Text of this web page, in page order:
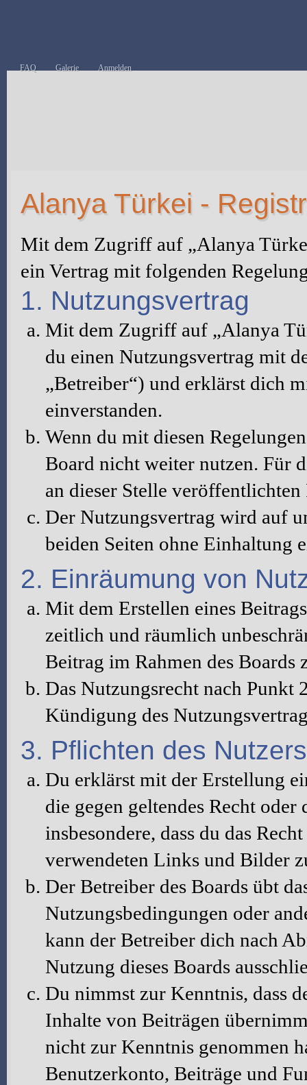
FAQ Galerie Anmelden
Alanya Türkei -
Mit dem Zugriff auf „Alanya
ein Vertrag mit folgenden
1. Nutzungsvertrag
Mit dem Zugriff auf „Alanya
du einen Nutzungsvertrag mit
„Betreiber“) und erklärst dich
einverstanden.
Wenn du mit diesen
Board nicht weiter nutzen. Für
an dieser Stelle veröffentlichten
Der Nutzungsvertrag wird auf
beiden Seiten ohne Einhaltung
2. Einräumung von
Mit dem Erstellen eines
zeitlich und räumlich
Beitrag im Rahmen des Boards
Das Nutzungsrecht nach Punkt
Kündigung des
3. Pflichten des Nutzers
Du erklärst mit der Erstellung
die gegen geltendes Recht
insbesondere, dass du das
verwendeten Links und Bilder
Der Betreiber des Boards übt
Nutzungsbedingungen oder
kann der Betreiber dich nach
Nutzung dieses Boards
Du nimmst zur Kenntnis, dass
Inhalte von Beiträgen
nicht zur Kenntnis genommen
Benutzerkonto, Beiträge und